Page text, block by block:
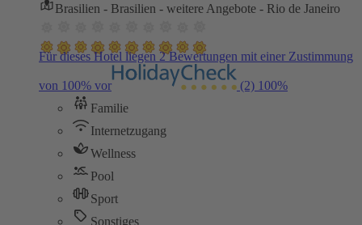
Brasilien - Brasilien - weitere Angebote - Rio de Janeiro
Für dieses Hotel liegen 2 Bewertungen mit einer Zustimmung
von 100% vor (2) 100%
Familie
Internetzugang
Wellness
Pool
Sport
Sonstiges